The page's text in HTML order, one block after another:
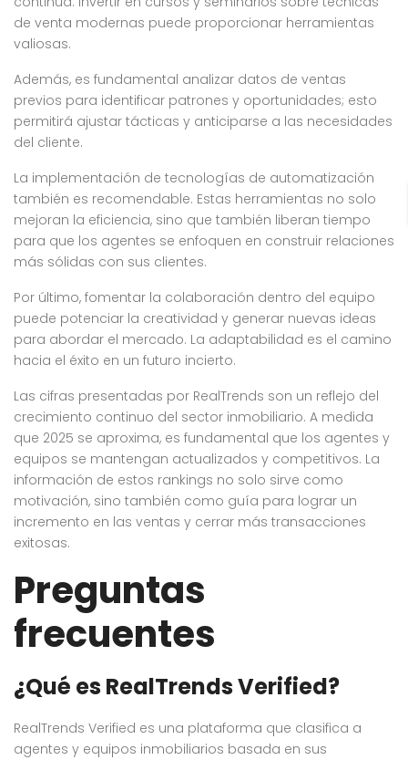
de venta modernas puede proporcionar herramientas
valiosas.
Además, es fundamental analizar datos de ventas
previos para identificar patrones y oportunidades; esto
permitirá ajustar tácticas y anticiparse a las necesidades
del cliente.
La implementación de tecnologías de automatización
también es recomendable. Estas herramientas no solo
mejoran la eficiencia, sino que también liberan tiempo
para que los agentes se enfoquen en construir relaciones
más sólidas con sus clientes.
Por último, fomentar la colaboración dentro del equipo
puede potenciar la creatividad y generar nuevas ideas
para abordar el mercado. La adaptabilidad es el camino
hacia el éxito en un futuro incierto.
Las cifras presentadas por RealTrends son un reflejo del
crecimiento continuo del sector inmobiliario. A medida
que 2025 se aproxima, es fundamental que los agentes y
equipos se mantengan actualizados y competitivos. La
información de estos rankings no solo sirve como
motivación, sino también como guía para lograr un
incremento en las ventas y cerrar más transacciones
exitosas.
Preguntas
frecuentes
¿Qué es RealTrends Verified?
RealTrends Verified es una plataforma que clasifica a
agentes y equipos inmobiliarios basada en sus